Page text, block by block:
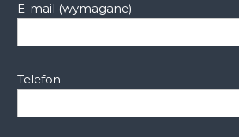
E-mail (wymagane)
Telefon